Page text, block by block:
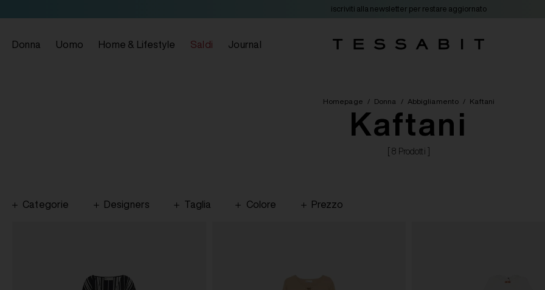
iscriviti alla newsletter per restare aggiornato
Donna Uomo Home & Lifestyle Saldi Journal
Homepage / Donna / Abbigliamento / Kaftani
Kaftani
[ 8 Prodotti ]
Categorie Designers Taglia Colore Prezzo